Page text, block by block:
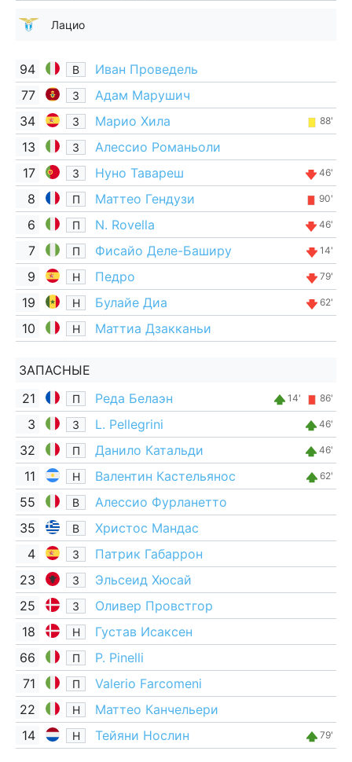
Лацио
94 В
Иван Проведель
77
З
Адам Марушич
34
З Марио Хила 88'
13 З
Алессио Романьоли
17
З Нуно Тавареш 46'
8 П Маттео Гендузи 90'
6 П N. Rovella 46'
7 П Фисайо Деле-Баширу 14'
9 Н Педро 79'
19 Н Булайе Диа 62'
10 Н Маттиа Дзакканьи
ЗАПАСНЫЕ
21
П Реда Белаэн 14' 86'
3 З L. Pellegrini 46'
32 П Данило Катальди 46'
11 Н Валентин Кастельянос 62'
55 В
Алессио Фурланетто
35
В
Христос Мандас
4
З
Патрик Габаррон
23
З
Эльсеид Хюсай
25
З
Оливер Провстгор
18
Н
Густав Исаксен
66
П
P. Pinelli
71
П
Valerio Farcomeni
22
Н
Маттео Канчельери
14
Н Тейяни Нослин 79'